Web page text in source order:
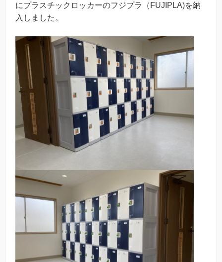
にプラスチックロッカーのフジプラ（FUJIPLA)を納
入しました。